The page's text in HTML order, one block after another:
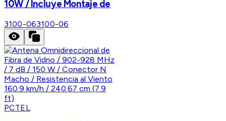
10W / Incluye Montaje de
3100-063100-06
PCTEL